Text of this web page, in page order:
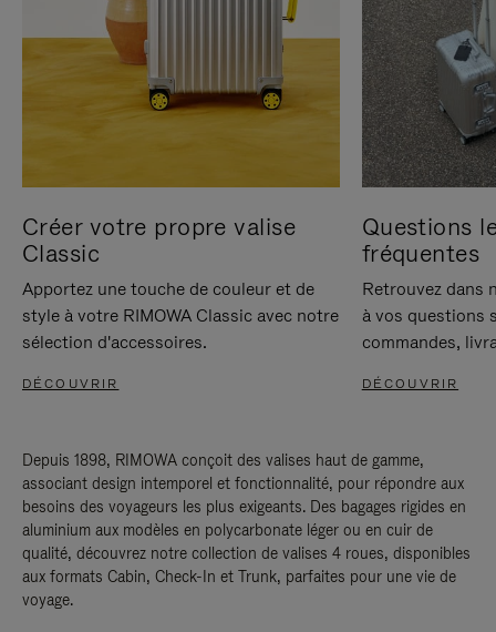
Créer votre propre valise
Classic
Apportez une touche de couleur et de
style à votre RIMOWA Classic avec notre
sélection d'accessoires.
DÉCOUVRIR
Questions
fréquentes
Retrouvez dans
à vos questions
commandes,
DÉCOUVRIR
Depuis 1898, RIMOWA conçoit des valises haut de gamme,
associant design intemporel et fonctionnalité, pour répondre aux
besoins des voyageurs les plus exigeants. Des bagages rigides en
aluminium aux modèles en polycarbonate léger ou en cuir de
qualité, découvrez notre collection de valises 4 roues, disponibles
aux formats Cabin, Check-In et Trunk, parfaites pour une vie de
voyage.